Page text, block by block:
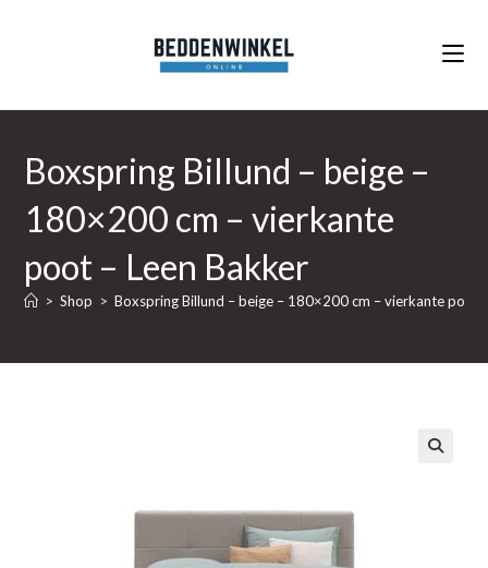
Boxspring Billund – beige –
180×200 cm – vierkante
poot – Leen Bakker
> Shop > Boxspring Billund – beige – 180×200 cm – vierkante poot